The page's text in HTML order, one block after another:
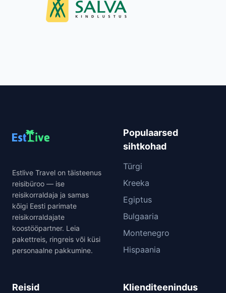
Estlive Travel on täisteenus
reisibüroo — ise
reisikorraldaja ja samas
kõigi Eesti parimate
reisikorraldajate
koostööpartner. Leia
pakettreis, ringreis või küsi
personaalne pakkumine.
Populaarsed
sihtkohad
Türgi
Kreeka
Egiptus
Bulgaaria
Montenegro
Hispaania
Reisid Klienditeenindus